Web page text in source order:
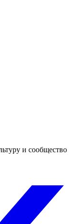
и сообщество